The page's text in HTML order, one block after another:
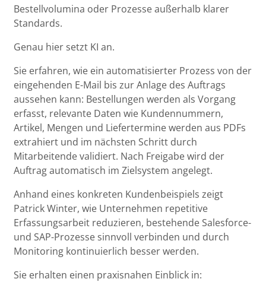
Bestellvolumina oder Prozesse außerhalb klarer
Standards.
Genau hier setzt KI an.
Sie erfahren, wie ein automatisierter Prozess von der
eingehenden E-Mail bis zur Anlage des Auftrags
aussehen kann: Bestellungen werden als Vorgang
erfasst, relevante Daten wie Kundennummern,
Artikel, Mengen und Liefertermine werden aus PDFs
extrahiert und im nächsten Schritt durch
Mitarbeitende validiert. Nach Freigabe wird der
Auftrag automatisch im Zielsystem angelegt.
Anhand eines konkreten Kundenbeispiels zeigt
Patrick Winter, wie Unternehmen repetitive
Erfassungsarbeit reduzieren, bestehende Salesforce-
und SAP-Prozesse sinnvoll verbinden und durch
Monitoring kontinuierlich besser werden.
Sie erhalten einen praxisnahen Einblick in: